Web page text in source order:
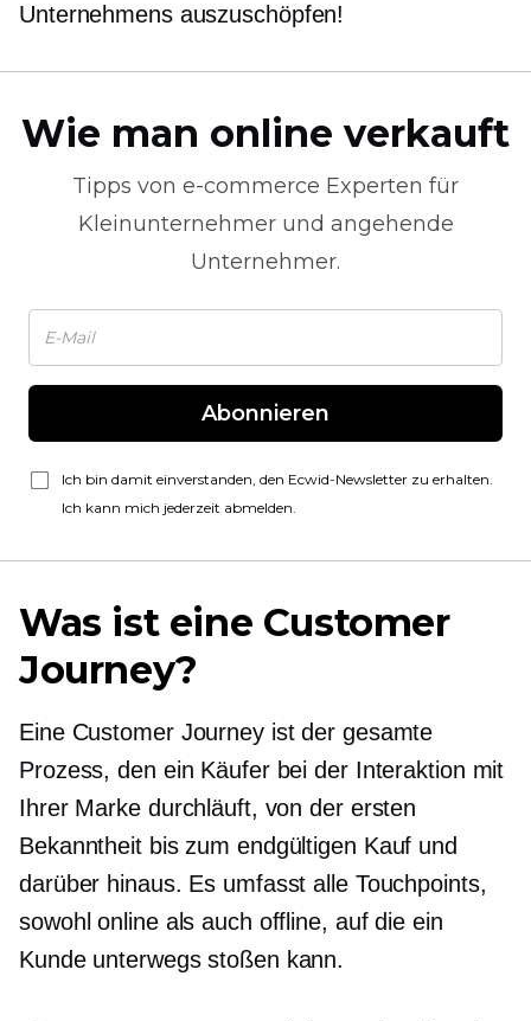
Unternehmens auszuschöpfen!
Wie man online verkauft
Tipps von e-commerce Experten für
Kleinunternehmer und angehende
Unternehmer.
Abonnieren
Ich bin damit einverstanden, den Ecwid-Newsletter zu erhalten.
Ich kann mich jederzeit abmelden.
Was ist eine Customer
Journey?
Eine Customer Journey ist der gesamte
Prozess, den ein Käufer bei der Interaktion mit
Ihrer Marke durchläuft, von der ersten
Bekanntheit bis zum endgültigen Kauf und
darüber hinaus. Es umfasst alle Touchpoints,
sowohl online als auch offline, auf die ein
Kunde unterwegs stoßen kann.